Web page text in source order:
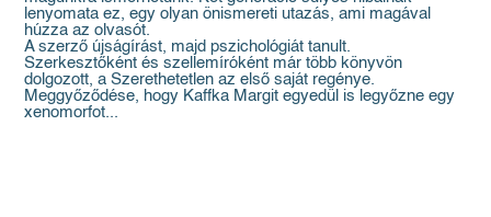
lenyomata ez, egy olyan önismereti utazás, ami magával
húzza az olvasót.
A szerző újságírást, majd pszichológiát tanult.
Szerkesztőként és szellemíróként már több könyvön
dolgozott, a Szerethetetlen az első saját regénye.
Meggyőződése, hogy Kaffka Margit egyedül is legyőzne egy
xenomorfot...